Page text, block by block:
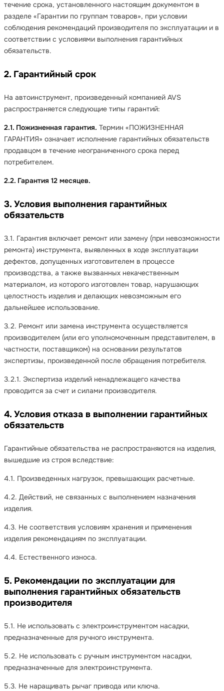
течение срока, установленного настоящим документом в
разделе «Гарантии по группам товаров», при условии
соблюдения рекомендаций производителя по эксплуатации и в
соответствии с условиями выполнения гарантийных
обязательств.
2. Гарантийный срок
На автоинструмент, произведенный компанией AVS
распространяется следующие типы гарантий:
2.1. Пожизненная гарантия. Термин «ПОЖИЗНЕННАЯ
ГАРАНТИЯ» означает исполнение гарантийных обязательств
продавцом в течение неограниченного срока перед
потребителем.
2.2. Гарантия 12 месяцев.
3. Условия выполнения гарантийных
обязательств
3.1. Гарантия включает ремонт или замену (при невозможности
ремонта) инструмента, выявленных в ходе эксплуатации
дефектов, допущенных изготовителем в процессе
производства, а также вызванных некачественным
материалом, из которого изготовлен товар, нарушающих
целостность изделия и делающих невозможным его
дальнейшее использование.
3.2. Ремонт или замена инструмента осуществляется
производителем (или его уполномоченным представителем, в
частности, поставщиком) на основании результатов
экспертизы, произведенной после обращения потребителя.
3.2.1. Экспертиза изделий ненадлежащего качества
проводится за счет и силами производителя.
4. Условия отказа в выполнении гарантийных
обязательств
Гарантийные обязательства не распространяются на изделия,
вышедшие из строя вследствие:
4.1. Произведенных нагрузок, превышающих расчетные.
4.2. Действий, не связанных с выполнением назначения
изделия.
4.3. Не соответствия условиям хранения и применения
изделия рекомендациям по эксплуатации.
4.4. Естественного износа.
5. Рекомендации по эксплуатации для
выполнения гарантийных обязательств
производителя
5.1. Не использовать с электроинструментом насадки,
предназначенные для ручного инструмента.
5.2. Не использовать с ручным инструментом насадки,
предназначенные для электроинструмента.
5.3. Не наращивать рычаг привода или ключа.